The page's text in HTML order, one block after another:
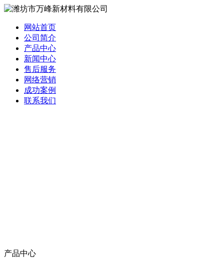
网站首页
公司简介
产品中心
新闻中心
售后服务
网络营销
成功案例
联系我们
产品中心